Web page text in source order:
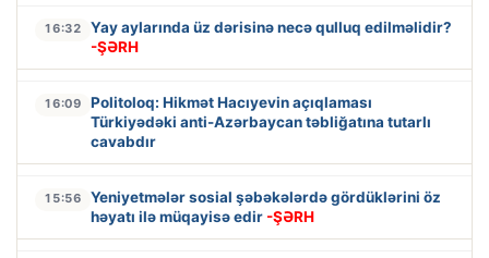
16:32
Yay aylarında üz dərisinə necə qulluq edilməlidir?
-ŞƏRH
16:09
Politoloq: Hikmət Hacıyevin açıqlaması
Türkiyədəki anti-Azərbaycan təbliğatına tutarlı
cavabdır
15:56
Yeniyetmələr sosial şəbəkələrdə gördüklərini öz
həyatı ilə müqayisə edir -ŞƏRH